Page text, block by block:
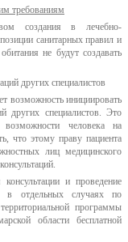
требованиям
создания в лечебно-
санитарных правил и
не будут создавать
других специалистов
возможность инициировать
других специалистов. Это
человека на
что этому праву пациента
лиц медицинского
и проведение
в отдельных случаях по
программы
области бесплатной